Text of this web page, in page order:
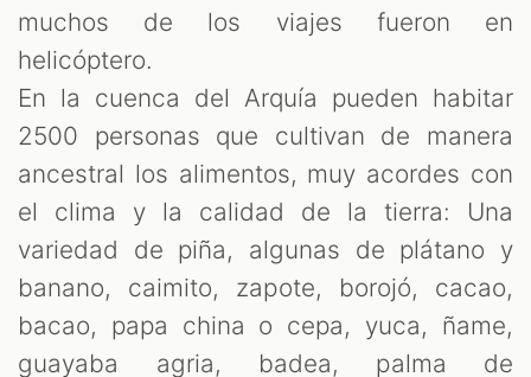
muchos de los viajes fueron en
helicóptero.
En la cuenca del Arquía pueden habitar
2500 personas que cultivan de manera
ancestral los alimentos, muy acordes con
el clima y la calidad de la tierra: Una
variedad de piña, algunas de plátano y
banano, caimito, zapote, borojó, cacao,
bacao, papa china o cepa, yuca, ñame,
guayaba agria, badea, palma de